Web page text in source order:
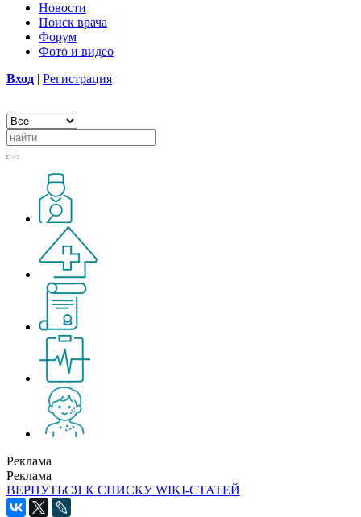
Новости
Поиск врача
Форум
Фото и видео
Вход | Регистрация
Реклама
Реклама
ВЕРНУТЬСЯ К СПИСКУ WIKI-СТАТЕЙ